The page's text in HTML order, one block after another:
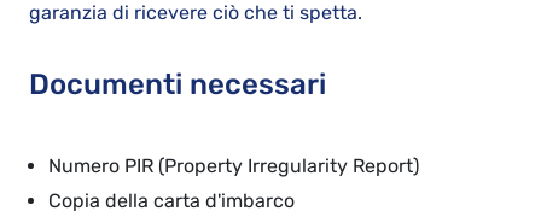
garanzia di ricevere ciò che ti spetta.
Documenti necessari
Numero PIR (Property Irregularity Report)
Copia della carta d'imbarco